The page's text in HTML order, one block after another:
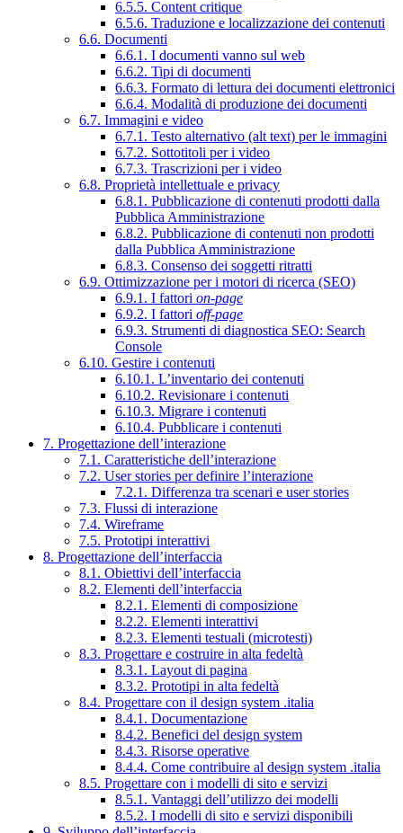
6.5.5. Content critique
6.5.6. Traduzione e localizzazione dei contenuti
6.6. Documenti
6.6.1. I documenti vanno sul web
6.6.2. Tipi di documenti
6.6.3. Formato di lettura dei documenti elettronici
6.6.4. Modalità di produzione dei documenti
6.7. Immagini e video
6.7.1. Testo alternativo (alt text) per le immagini
6.7.2. Sottotitoli per i video
6.7.3. Trascrizioni per i video
6.8. Proprietà intellettuale e privacy
6.8.1. Pubblicazione di contenuti prodotti dalla
Pubblica Amministrazione
6.8.2. Pubblicazione di contenuti non prodotti
dalla Pubblica Amministrazione
6.8.3. Consenso dei soggetti ritratti
6.9. Ottimizzazione per i motori di ricerca (SEO)
6.9.1. I fattori on-page
6.9.2. I fattori off-page
6.9.3. Strumenti di diagnostica SEO: Search
Console
6.10. Gestire i contenuti
6.10.1. L’inventario dei contenuti
6.10.2. Revisionare i contenuti
6.10.3. Migrare i contenuti
6.10.4. Pubblicare i contenuti
7. Progettazione dell’interazione
7.1. Caratteristiche dell’interazione
7.2. User stories per definire l’interazione
7.2.1. Differenza tra scenari e user stories
7.3. Flussi di interazione
7.4. Wireframe
7.5. Prototipi interattivi
8. Progettazione dell’interfaccia
8.1. Obiettivi dell’interfaccia
8.2. Elementi dell’interfaccia
8.2.1. Elementi di composizione
8.2.2. Elementi interattivi
8.2.3. Elementi testuali (microtesti)
8.3. Progettare e costruire in alta fedeltà
8.3.1. Layout di pagina
8.3.2. Prototipi in alta fedeltà
8.4. Progettare con il design system .italia
8.4.1. Documentazione
8.4.2. Benefici del design system
8.4.3. Risorse operative
8.4.4. Come contribuire al design system .italia
8.5. Progettare con i modelli di sito e servizi
8.5.1. Vantaggi dell’utilizzo dei modelli
8.5.2. I modelli di sito e servizi disponibili